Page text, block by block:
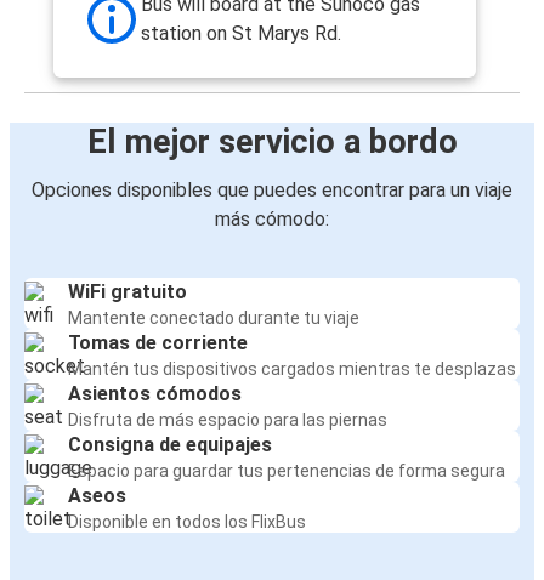
station on St Marys Rd.
El mejor servicio a bordo
Opciones disponibles que puedes encontrar para un viaje
más cómodo:
WiFi gratuito
Mantente conectado durante tu viaje
Tomas de corriente
Mantén tus dispositivos cargados mientras te desplazas
Asientos cómodos
Disfruta de más espacio para las piernas
Consigna de equipajes
Espacio para guardar tus pertenencias de forma segura
Aseos
Disponible en todos los FlixBus